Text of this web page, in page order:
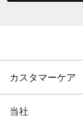
カスタマーケア
当社